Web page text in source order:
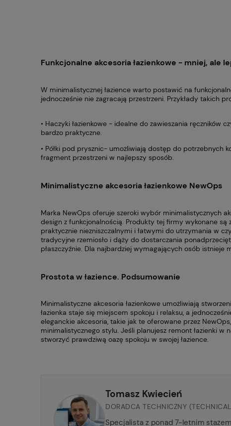
Funkcjonalne akcesoria łazienkowe - mniej, ale
W minimalistycznej łazience warto postawić na
jednocześnie nie zagracają przestrzeni. Przykłady takich
• Haczyki łazienkowe - idealne do zawieszania ręczników
bardzo praktyczne.
• Półki pod prysznic- umożliwiają dostęp do potrzebnych
fragment przestrzeni w najlepszy sposób.
Minimalistyczne akcesoria łazienkowe NewOps
Marka NewOps oferuje szeroki wybór minimalistycznych
design z funkcjonalnością. Produkty tej firmy wykonane
praktycznie niezniszczalnymi i łatwymi do utrzymania w
tradycyjne rzemiosło i dąży do dostarczania
płaszczyźnie. Dla najbardziej wymagających osób istnieje
Prostota w łazience. Podsumowanie
Minimalistyczne akcesoria łazienkowe umożliwiają
łazienka staje się miejscem spokoju i relaksu, a
eleganckie akcesoria, takie jak te oferowane przez
minimalistycznego stylu. Jeśli planujesz remont łazienki w
stworzyć prawdziwą oazę spokoju w swojej łazience.
Tomasz Kwiecień
DORADCA TECHNICZNY
Specjalista z ponad 7-letnim